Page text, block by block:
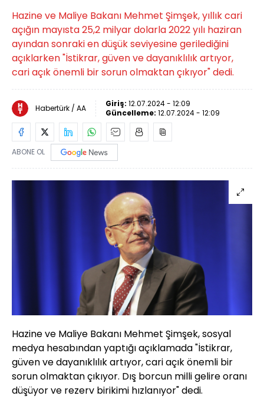
Hazine ve Maliye Bakanı Mehmet Şimşek, yıllık cari
açığın mayısta 25,2 milyar dolarla 2022 yılı haziran
ayından sonraki en düşük seviyesine gerilediğini
açıklarken "İstikrar, güven ve dayanıklılık artıyor,
cari açık önemli bir sorun olmaktan çıkıyor" dedi.
Habertürk / AA Giriş: 12.07.2024 - 12:09
Güncelleme: 12.07.2024 - 12:09
ABONE OL
Hazine ve Maliye Bakanı Mehmet Şimşek, sosyal
medya hesabından yaptığı açıklamada "İstikrar,
güven ve dayanıklılık artıyor, cari açık önemli bir
sorun olmaktan çıkıyor. Dış borcun milli gelire oranı
düşüyor ve rezerv birikimi hızlanıyor" dedi.